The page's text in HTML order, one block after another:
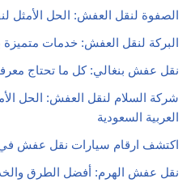
الصفوة لنقل العفش: الحل الأمثل
البركة لنقل العفش: خدمات متميزة
نقل عفش بنغالي: كل ما تحتاج
شركة السلام لنقل العفش: الحل
العربية السعودية
اكتشف ارقام سيارات نقل عفش في
نقل عفش الهرم: أفضل الطرق